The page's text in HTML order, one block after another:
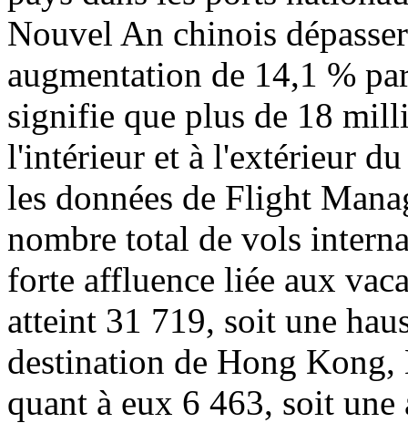
Nouvel An chinois
augmentation de 14,1 %
signifie que plus de 18
l'intérieur et à l'extérieur
les données de Flight
nombre total de vols
forte affluence liée aux
atteint 31 719, soit une
destination de Hong
quant à eux 6 463, soit